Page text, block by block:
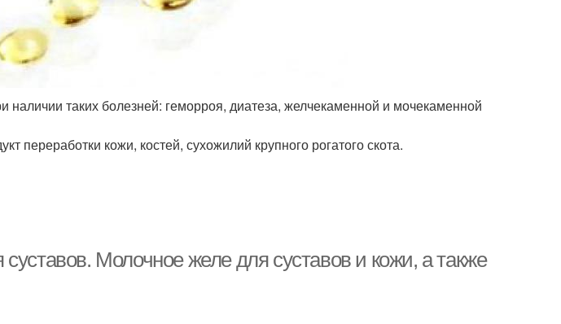
наличии таких болезней: геморроя, диатеза, желчекаменной и мочекаменной
переработки кожи, костей, сухожилий крупного рогатого скота.
Молочное желе для суставов и кожи, а также